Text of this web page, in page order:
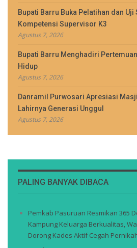
Bupati Barru Buka Pelatihan dan Uji
Kompetensi Supervisor K3
Agustus 7, 2026
Bupati Barru Menghadiri
Hidup
Agustus 7, 2026
Danramil Purwosari Apresiasi
Lahirnya Generasi Unggul
Agustus 7, 2026
PALING BANYAK DIBACA
Pemkab Pasuruan Resmikan 365
Kampung Keluarga Berkualitas,
Dorong Kades Aktif Cegah